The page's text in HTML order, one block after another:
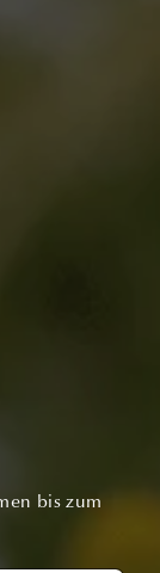
bis zum